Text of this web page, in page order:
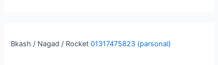
Bkash / Nagad / Rocket01317475823 (parsonal)